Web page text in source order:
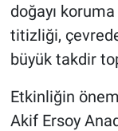
doğayı
titizliği,
büyük takdir
Etkinliğin
Akif Ersoy